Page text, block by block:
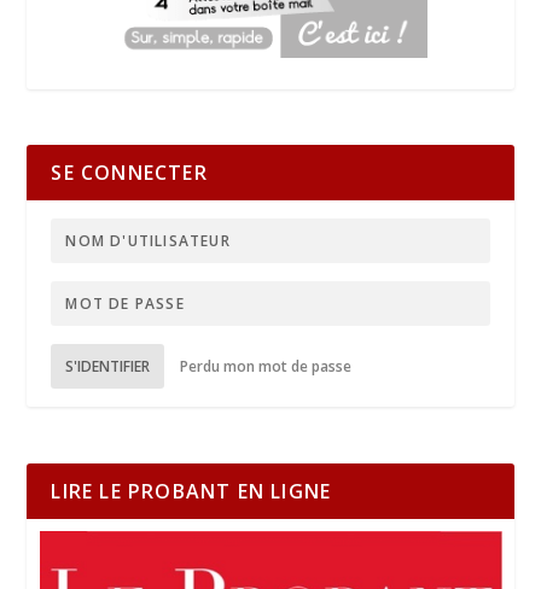
SE CONNECTER
S'IDENTIFIER Perdu mon mot de passe
LIRE LE PROBANT EN LIGNE